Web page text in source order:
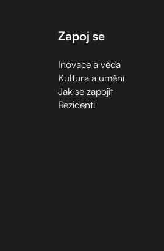
Zapoj se
Inovace a věda
Kultura a umění
Jak se zapojit
Rezidenti